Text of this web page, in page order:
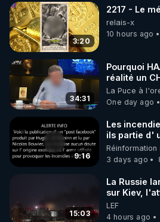
▶ 30 jours gratuit sur
de bien-être ENVOL :
Rendez-vous sur https://
le code : REGENERE
3:20
2217 - Le
relais-x
10 hours ago
34:31
Pourquoi
réalité un
on répond
La Puce à
One day ago
9:16
Les
ils partie d'
débuté le 11
?
Réinformation
3 days ago
15:03
La Russie
sur Kiev,
faiblesse de
LEF
4 hours ago